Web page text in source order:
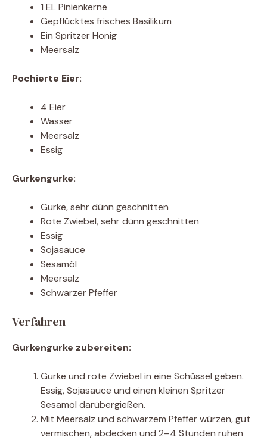
1 EL Pinienkerne
Gepflücktes frisches Basilikum
Ein Spritzer Honig
Meersalz
Pochierte Eier:
4 Eier
Wasser
Meersalz
Essig
Gurkengurke:
Gurke, sehr dünn geschnitten
Rote Zwiebel, sehr dünn geschnitten
Essig
Sojasauce
Sesamöl
Meersalz
Schwarzer Pfeffer
Verfahren
Gurkengurke zubereiten:
Gurke und rote Zwiebel in eine Schüssel geben.
Essig, Sojasauce und einen kleinen Spritzer
Sesamöl darübergießen.
Mit Meersalz und schwarzem Pfeffer würzen, gut
vermischen, abdecken und 2–4 Stunden ruhen